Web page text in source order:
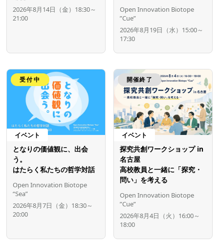
2026年8月14日（金）18:30～
21:00
Open Innovation Biotope
”Cue”
2026年8月19日（水）15:00～
17:30
受付中
イベント
となりの価値観に、出会
う。
はたらく私たちの哲学対話
Open Innovation Biotope
“Sea”
2026年8月7日（金）18:30～
20:00
開催終了
イベント
探究共創ワークショップ in
名古屋
高校教員と一緒に「探究・
問い」を考える
Open Innovation Biotope
”Cue”
2026年8月4日（火）16:00～
18:00